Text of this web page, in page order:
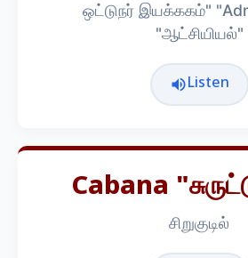
ஒட்டுநர் இயக்ககம்"
"ஆட்சியியல்"
Listen
Cabana
சிறுகுடில்